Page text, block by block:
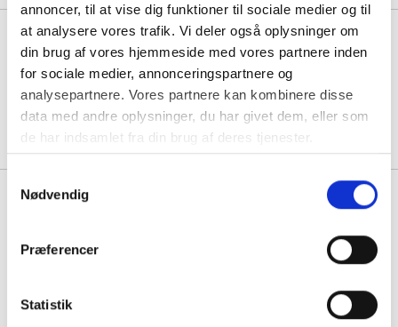
annoncer, til at vise dig funktioner til sociale medier og til
at analysere vores trafik. Vi deler også oplysninger om
din brug af vores hjemmeside med vores partnere inden
for sociale medier, annonceringspartnere og
analysepartnere. Vores partnere kan kombinere disse
data med andre oplysninger, du har givet dem, eller som
de har indsamlet fra din brug af deres tjenester.
Nødvendig
Præferencer
Statistik
Brødpose 210x335mm uden
rude engangs brun
Før pris: 0,38
Min. køb:
1000 stk á 0,32
Spar:0,06 (-15%)
Brødpose 45,5x27cm 40g papir